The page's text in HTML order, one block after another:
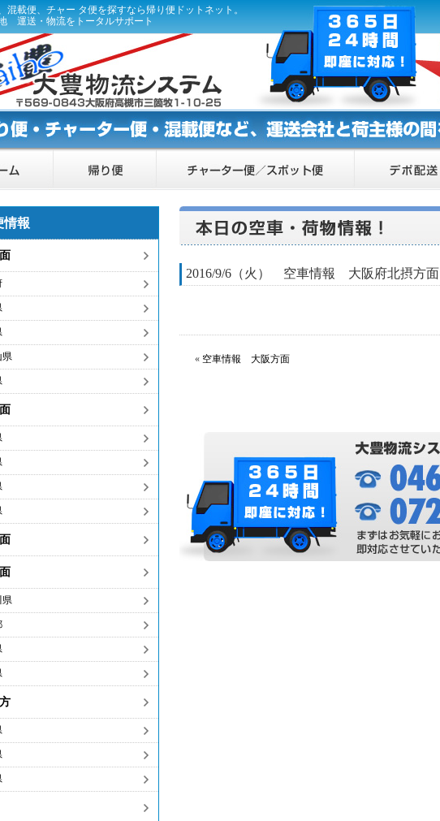
混載便、チャー タ便を探すなら帰り便ドットネット。
運送・物流をトータルサポート
2016/9/6（火） 空車情報 大阪府北摂方面
« 空車情報 大阪方面
情報
県
県